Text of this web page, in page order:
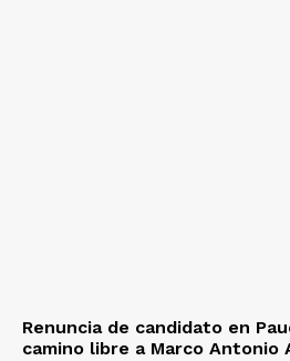
Renuncia de candidato en
camino libre a Marco Antonio